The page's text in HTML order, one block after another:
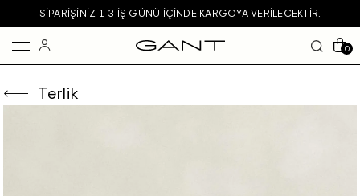
SIPARIŞINIZ 1-3 IŞ GÜNÜ IÇINDE KARGOYA VERILECEKTIR.
0
Terlik